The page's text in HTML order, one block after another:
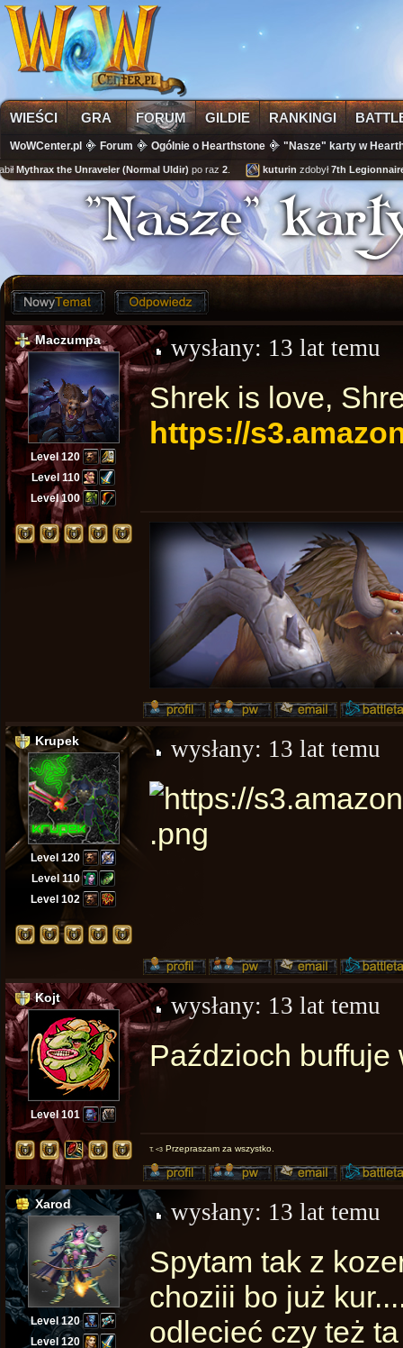
WIEŚCI GRA FORUM GILDIE RANKINGI
WoWCenter.pl Forum Ogólnie o Hearthstone "Nasze" karty w
the Unraveler (Normal Uldir)po raz2 . kuturinzdobył7th Legionnaire's
"Nasze"
Maczumpa
Level 120
Level 110
Level 100
wysłany: 13 lat temu
Shrek is love,
https://
Krupek
Level 120
Level 110
Level 102
wysłany: 13 lat temu
Kojt
Level 101
wysłany: 13 lat temu
Paździoch
T. <3 Przepraszam za wszystko.
Xarod
Level 120
Level 120
wysłany: 13 lat temu
Spytam tak z
choziii bo już
odlecieć czy też